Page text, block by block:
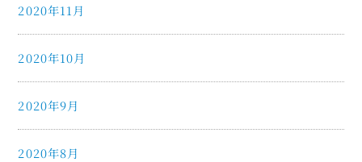
2020年11月
2020年10月
2020年9月
2020年8月